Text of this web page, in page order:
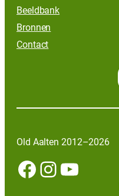
Beeldbank
Bronnen
Contact
Old Aalten 2012–2026
Facebook InstagramYouTube